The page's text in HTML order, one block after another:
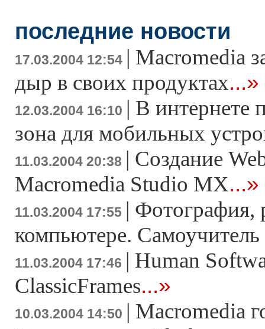
последние новости
17.03.2004 12:54 | Macromedia
дыр в своих продуктах...»
12.03.2004 16:10 | В интернете
зона для мобильных
11.03.2004 20:38 | Создание
Macromedia Studio MX...»
11.03.2004 17:55 | Фотография,
компьютере.
11.03.2004 17:46 | Human
ClassicFrames...»
10.03.2004 14:50 | Macromedia